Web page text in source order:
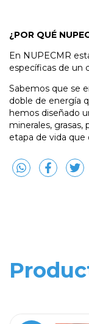
¿POR QUÉ
En NUPECMR
específicas de un
Sabemos que se
doble de energía
hemos diseñado
minerales, grasas,
etapa de vida que